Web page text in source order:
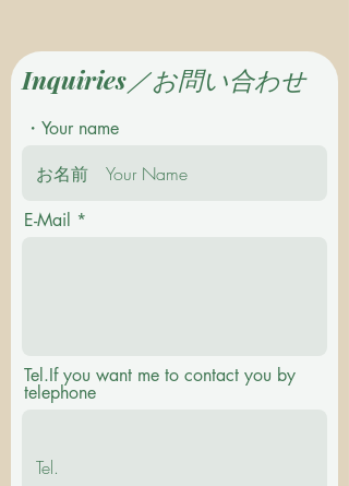
Inquiries／お問い合わせ
・Your name
E-Mail
Tel.If you want me to contact you by
telephone